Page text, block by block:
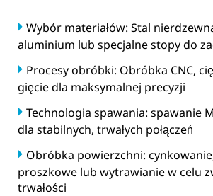
Wybór materiałów: Stal
aluminium lub specjalne stopy do
Procesy obróbki: Obróbka CNC,
gięcie dla maksymalnej precyzji
Technologia spawania: spawanie
dla stabilnych, trwałych połączeń
Obróbka powierzchni:
proszkowe lub wytrawianie w celu
trwałości